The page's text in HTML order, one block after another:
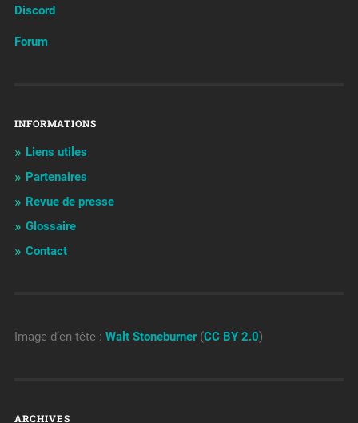
Discord
Forum
INFORMATIONS
Liens utiles
Partenaires
Revue de presse
Glossaire
Contact
Image d’en tête : Walt Stoneburner(CC BY 2.0)
ARCHIVES